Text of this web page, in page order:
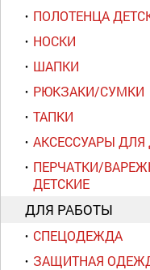
ПОЛОТЕНЦА
НОСКИ
ШАПКИ
РЮКЗАКИ/СУМКИ
ТАПКИ
АКСЕССУАРЫ ДЛЯ
ПЕРЧАТКИ/
ДЕТСКИЕ
ДЛЯ РАБОТЫ
СПЕЦОДЕЖДА
ЗАЩИТНАЯ